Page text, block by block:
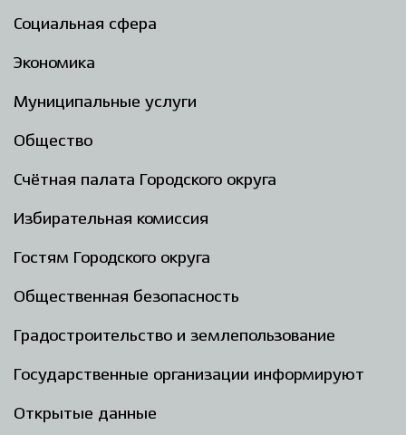
Социальная сфера
Экономика
Муниципальные услуги
Общество
Счётная палата Городского округа
Избирательная комиссия
Гостям Городского округа
Общественная безопасность
Градостроительство и землепользование
Государственные организации информируют
Открытые данные